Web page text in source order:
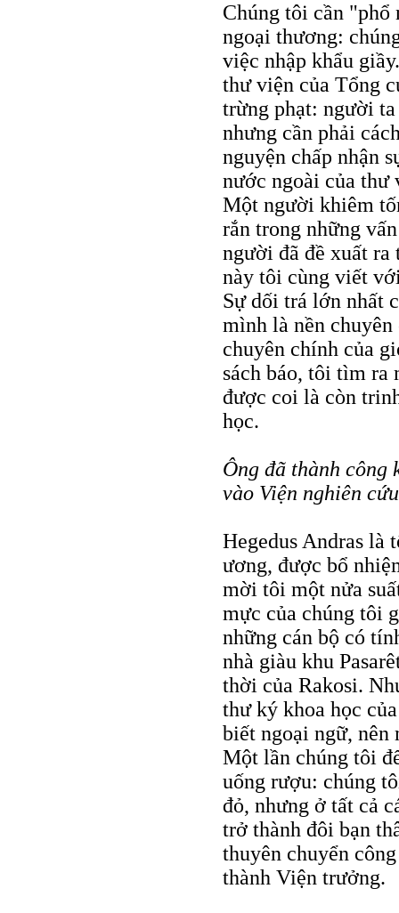
Chúng tôi cần "phổ
ngoại thương:
việc nhập khẩu
thư viện của Tổng
trừng phạt: người
nhưng cần phải
nguyện chấp nhận
nước ngoài của thư
Một người khiêm
rắn trong những
người đã đề xuất ra
này tôi cùng viết
Sự dối trá lớn nhất
mình là nền
chuyên chính của
sách báo, tôi tìm ra
được coi là còn
học.
Ông đã thành công
vào Viện nghiên
Hegedus Andras là
ương, được bổ
mời tôi một nửa
mực của chúng tôi
những cán bộ có
nhà giàu khu
thời của Rakosi.
thư ký khoa học
biết ngoại ngữ, nên
Một lần chúng tôi
uống rượu: chúng
đỏ, nhưng ở tất cả
trở thành đôi bạn
thuyên chuyển
thành Viện trưởng.